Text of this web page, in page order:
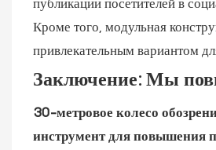
Кроме того, модульная
привлекательным вариантом
Заключение: Мы
30-метровое колесо
инструмент для повышения